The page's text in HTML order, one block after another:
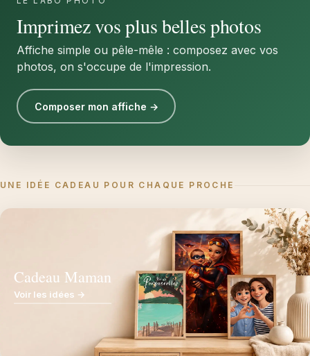
Imprimez vos plus belles photos
Affiche simple ou pêle-mêle : composez avec vos
photos, on s'occupe de l'impression.
Composer mon affiche →
UNE IDÉE CADEAU POUR CHAQUE PROCHE
Cadeau Maman
Voir les idées →